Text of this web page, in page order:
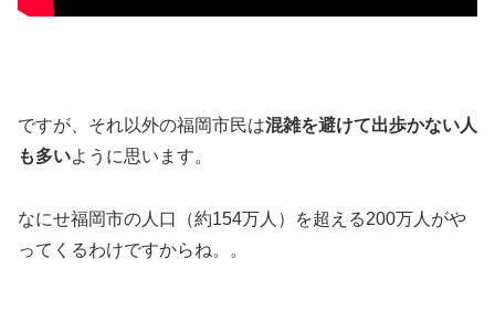
ですが、それ以外の福岡市民は混雑を避けて出歩かない人
も多いように思います。
なにせ福岡市の人口（約154万人）を超える200万人がや
ってくるわけですからね。。